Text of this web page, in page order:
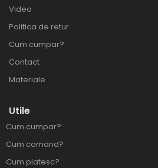
Video
Politica de retur
Cum cumpar?
Contact
Materiale
Utile
Cum cumpar?
Cum comand?
Cum platesc?